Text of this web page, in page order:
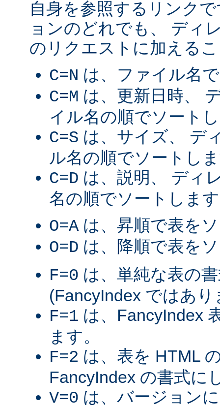
自身を参照するリンク
ョンのどれでも、 ディ
のリクエストに加える
C=N は、ファイル名
C=M は、更新日時、
イル名の順でソート
C=S は、サイズ、 デ
ル名の順でソートし
C=D は、説明、 ディ
名の順でソートしま
O=A は、昇順で表を
O=D は、降順で表を
F=0 は、単純な表の
(FancyIndex ではあり
F=1 は、FancyIndex
ます。
F=2 は、表を HTML
FancyIndex の書式に
V=0 は、バージョン